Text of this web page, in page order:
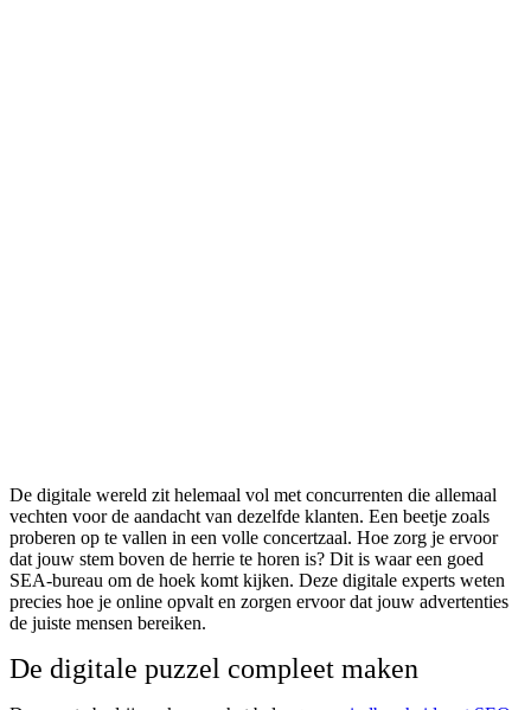
De digitale wereld zit helemaal vol met concurrenten die allemaal
vechten voor de aandacht van dezelfde klanten. Een beetje zoals
proberen op te vallen in een volle concertzaal. Hoe zorg je ervoor
dat jouw stem boven de herrie te horen is? Dit is waar een goed
SEA-bureau om de hoek komt kijken. Deze digitale experts weten
precies hoe je online opvalt en zorgen ervoor dat jouw advertenties
de juiste mensen bereiken.
De digitale puzzel compleet maken